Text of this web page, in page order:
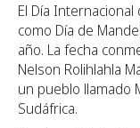
El Día
como Día de
año. La fecha
Nelson Rolihlahla
un pueblo llamado
Sudáfrica.